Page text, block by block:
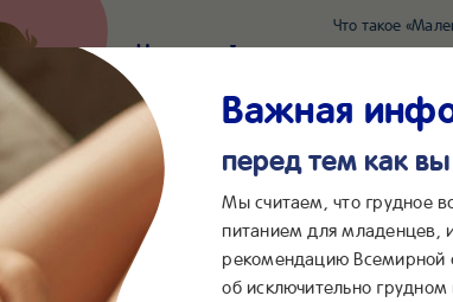
Что такое
Наш новый суперсервис для
*2055
Сервисы Бейбимания
Важная
перед тем как
Мы считаем, что грудное
питанием для младенцев,
рекомендацию Всемирной
об исключительно